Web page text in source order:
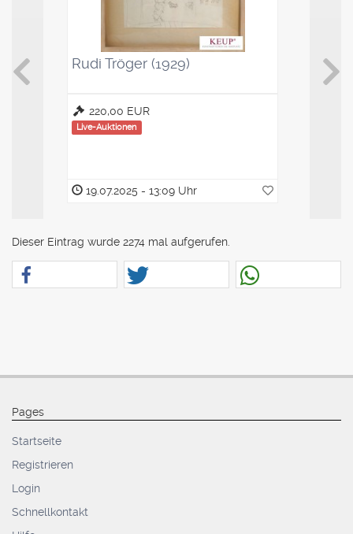
Rudi Tröger (1929)
220,00 EUR
Live-Auktionen
19.07.2025 - 13:09 Uhr
Dieser Eintrag wurde 2274 mal aufgerufen.
Pages
Startseite
Registrieren
Login
Schnellkontakt